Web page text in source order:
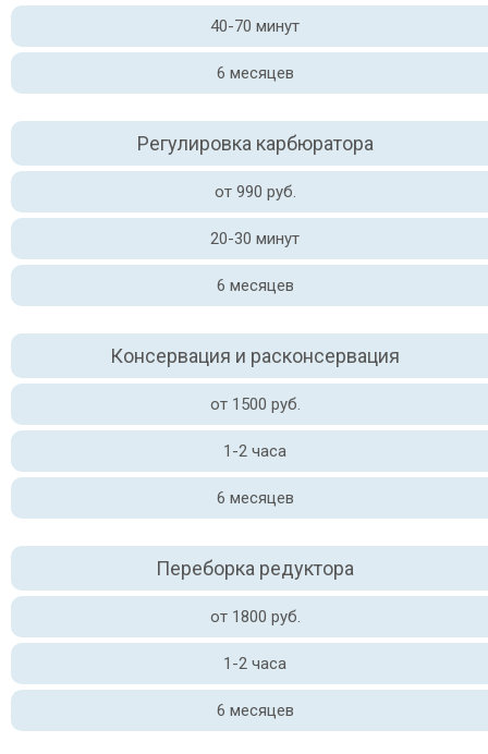
40-70 минут
6 месяцев
Регулировка карбюратора
от 990 руб.
20-30 минут
6 месяцев
Консервация и расконсервация
от 1500 руб.
1-2 часа
6 месяцев
Переборка редуктора
от 1800 руб.
1-2 часа
6 месяцев